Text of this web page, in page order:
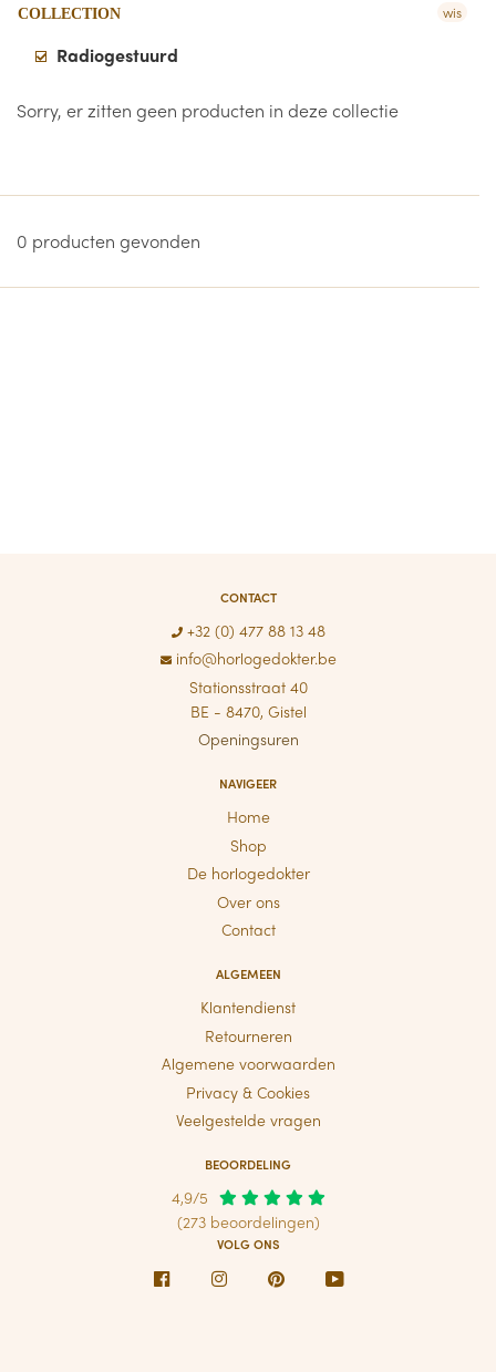
COLLECTION
Radiogestuurd
wis
Sorry, er zitten geen producten in deze collectie
0 producten gevonden
CONTACT
+32 (0) 477 88 13 48
info@horlogedokter.be
Stationsstraat 40
BE - 8470, Gistel
Openingsuren
NAVIGEER
Home
Shop
De horlogedokter
Over ons
Contact
ALGEMEEN
Klantendienst
Retourneren
Algemene voorwaarden
Privacy & Cookies
Veelgestelde vragen
BEOORDELING
4,9/5
(273 beoordelingen)
VOLG ONS
Facebook Instagram PinterestYoutube